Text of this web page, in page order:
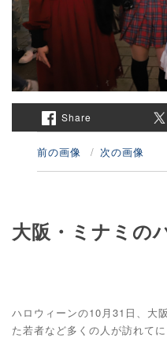
Share
前の画像 次の画像
大阪・ミナミの
ハロウィーンの10月31日、大
た若者など多くの人が訪れてに